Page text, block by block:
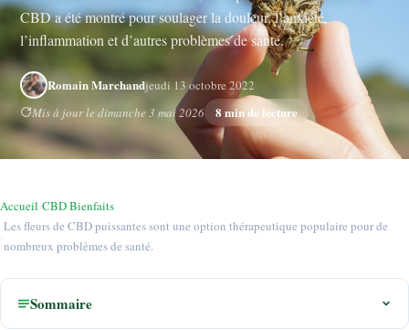
CBD a été montré pour soulager la douleur, l’anxiété,
l’inflammation et d’autres problèmes de santé.
Romain Marchandjeudi 13 octobre 2022
Mis à jour le dimanche 3 mai 2026
8 min de lecture
Accueil›CBD Bienfaits
›
Les fleurs de CBD puissantes sont une option thérapeutique populaire pour de
nombreux problèmes de santé.
Sommaire